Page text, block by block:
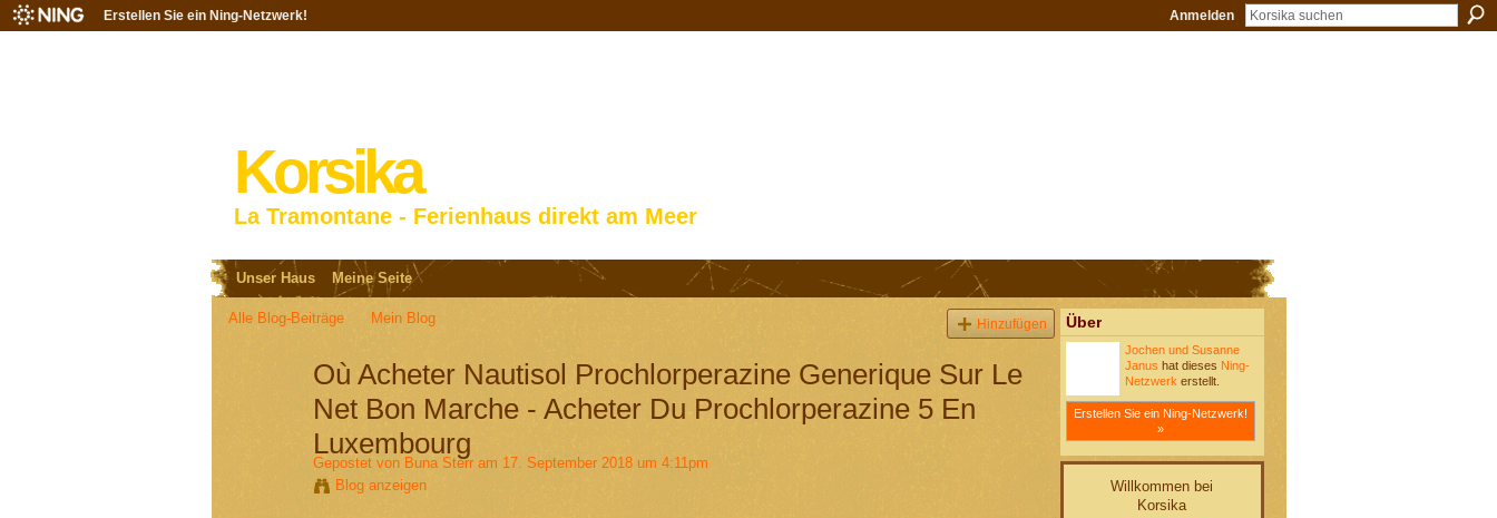
Erstellen Sie ein Ning-Netzwerk! Anmelden
Korsika
La Tramontane - Ferienhaus direkt am Meer
Unser Haus Meine Seite
Alle Blog-Beiträge Mein Blog Hinzufügen
Où Acheter Nautisol Prochlorperazine Generique Sur Le
Net Bon Marche - Acheter Du Prochlorperazine 5 En
Luxembourg
Gepostet von Buna Sterram 17. September 2018 um 4:11pm
Blog anzeigen
Über
Jochen und Susanne
Janus hat dieses Ning-
Netzwerk erstellt.
Erstellen Sie ein Ning-Netzwerk!
»
Willkommen bei
Korsika